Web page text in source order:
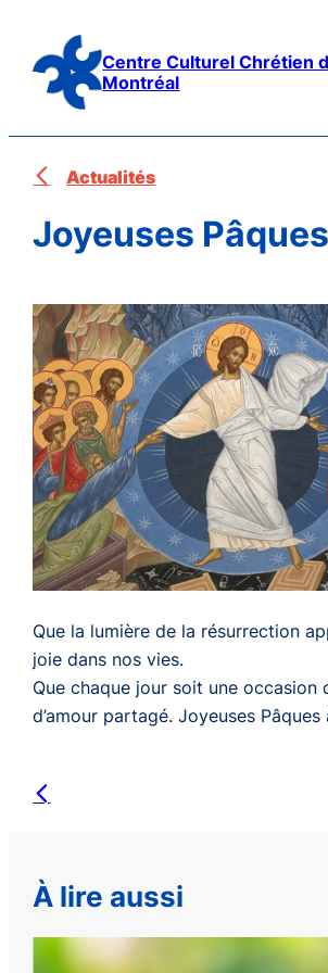
contenu
Centre Culturel Chrétien
Montréal
Actualités
Joyeuses
Que la lumière de la résurrection
joie dans nos vies.
Que chaque jour soit une occasion
d’amour partagé. Joyeuses Pâques
À lire aussi